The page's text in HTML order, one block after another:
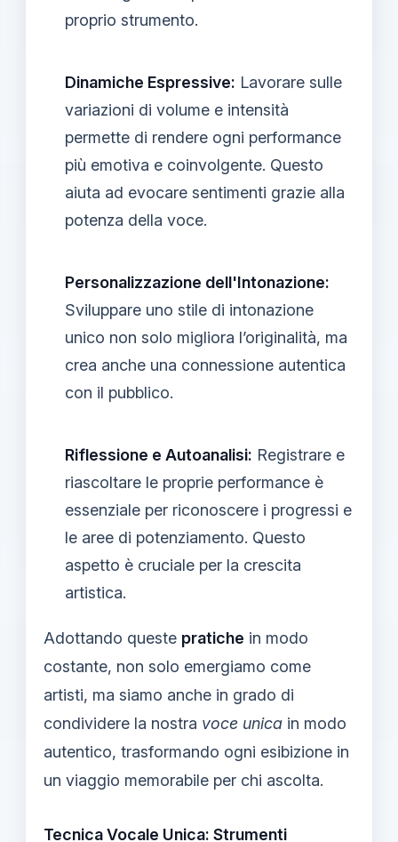
proprio strumento.
Dinamiche Espressive: Lavorare sulle
variazioni di volume e intensità
permette di rendere ogni performance
più emotiva e coinvolgente. Questo
aiuta ad evocare sentimenti grazie alla
potenza della voce.
Personalizzazione dell'Intonazione:
Sviluppare uno stile di intonazione
unico non solo migliora l’originalità, ma
crea anche una connessione autentica
con il pubblico.
Riflessione e Autoanalisi: Registrare e
riascoltare le proprie performance è
essenziale per riconoscere i progressi e
le aree di potenziamento. Questo
aspetto è cruciale per la crescita
artistica.
Adottando queste pratiche in modo
costante, non solo emergiamo come
artisti, ma siamo anche in grado di
condividere la nostra voce unica in modo
autentico, trasformando ogni esibizione in
un viaggio memorabile per chi ascolta.
Tecnica Vocale Unica: Strumenti